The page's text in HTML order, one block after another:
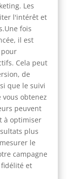
Les
l'intérêt et
fois
il est
Cela peut
de
que le suivi
obtenez
peuvent
à optimiser
plus
le
campagne
et